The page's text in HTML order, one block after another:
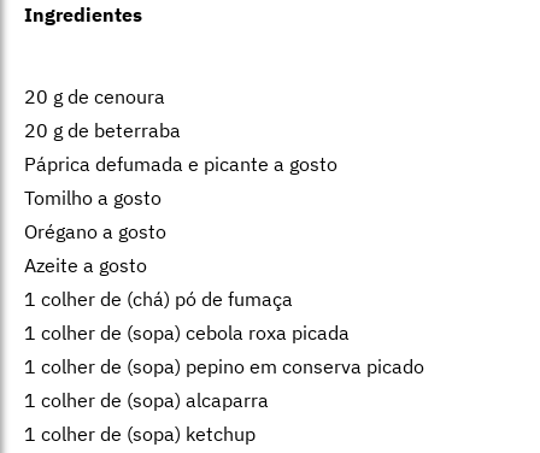
Ingredientes
20 g de cenoura
20 g de beterraba
Páprica defumada e picante a gosto
Tomilho a gosto
Orégano a gosto
Azeite a gosto
1 colher de (chá) pó de fumaça
1 colher de (sopa) cebola roxa picada
1 colher de (sopa) pepino em conserva picado
1 colher de (sopa) alcaparra
1 colher de (sopa) ketchup